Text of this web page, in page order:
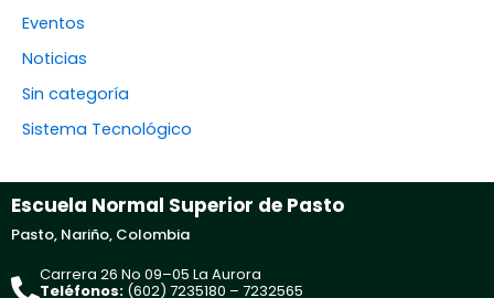
Eventos
Noticias
Sin categoría
Sistema Tecnológico
Escuela Normal Superior de Pasto
Pasto, Nariño, Colombia
Carrera 26 No 09–05 La Aurora
Teléfonos: (602) 7235180 – 7232565